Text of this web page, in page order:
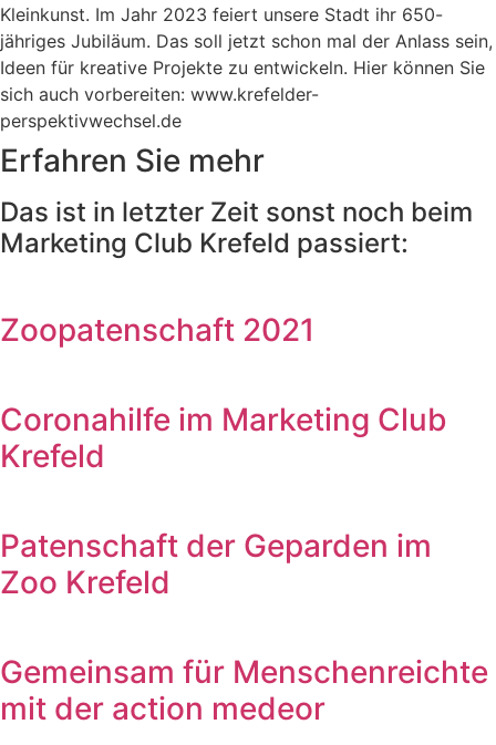
Kleinkunst. Im Jahr 2023 feiert unsere Stadt ihr 650-
jähriges Jubiläum. Das soll jetzt schon mal der Anlass sein,
Ideen für kreative Projekte zu entwickeln. Hier können Sie
sich auch vorbereiten: www.krefelder-
perspektivwechsel.de
Erfahren Sie mehr
Das ist in letzter Zeit sonst noch beim
Marketing Club Krefeld passiert:
Zoopatenschaft 2021
Coronahilfe im Marketing Club
Krefeld
Patenschaft der Geparden im
Zoo Krefeld
Gemeinsam für Menschenreichte
mit der action medeor